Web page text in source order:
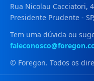
Rua Nicolau Cacciatori,
Presidente Prudente -
Tem uma dúvida ou
© Foregon. Todos os